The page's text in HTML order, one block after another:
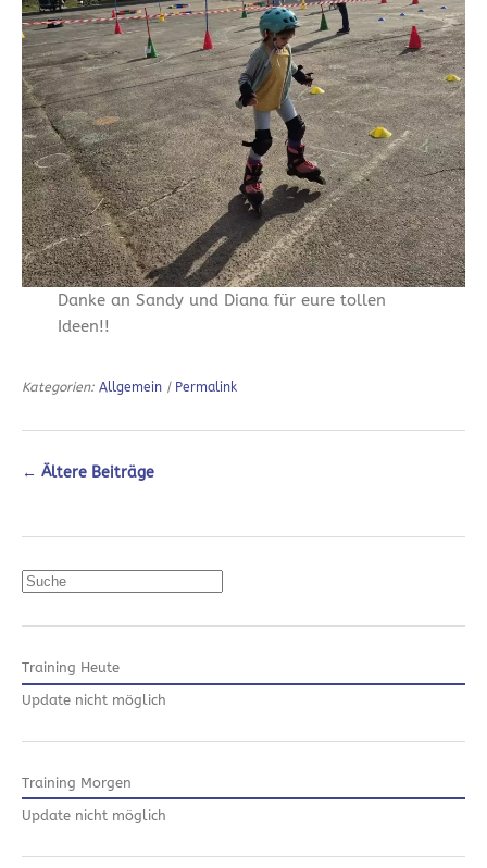
Danke an Sandy und Diana für eure tollen
Ideen!!
Kategorien: Allgemein | Permalink
← Ältere Beiträge
Suchen
Training Heute
Update nicht möglich
Training Morgen
Update nicht möglich